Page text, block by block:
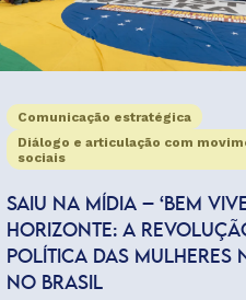
Comunicação estratégica
Diálogo e articulação com
sociais
SAIU NA MÍDIA – ‘BEM
HORIZONTE: A
POLÍTICA DAS MULHERES
NO BRASIL